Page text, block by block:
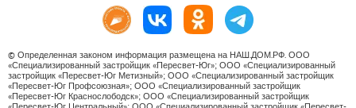
© Определенная законом информация размещена на НАШ.ДОМ.РФ. ООО
«Специализированный застройщик «Пересвет-Юг»; ООО «Специализированный
застройщик «Пересвет-Юг Метизный»; ООО «Специализированный застройщик
«Пересвет-Юг Профсоюзная»; ООО «Специализированный застройщик
«Пересвет-Юг Краснослободск»; ООО «Специализированный застройщик